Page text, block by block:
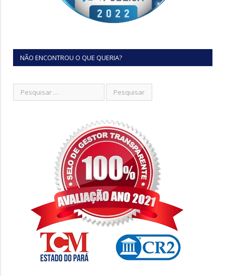
NÃO ENCONTROU O QUE QUERIA?